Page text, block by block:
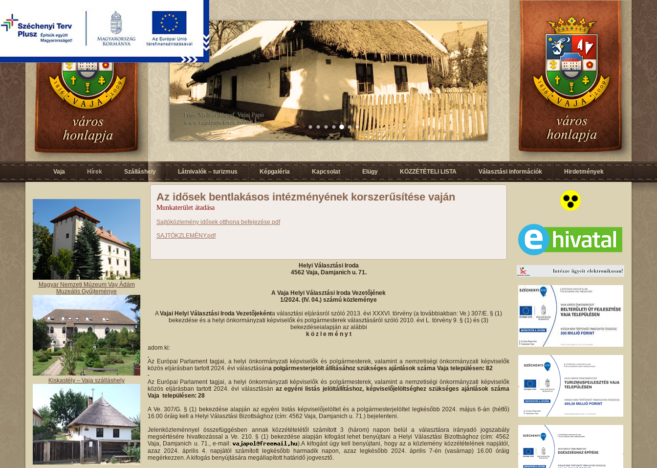
Vaja Hírek Szálláshely Látnivalók – turizmus Képgaléria Kapcsolat Elügy KÖZZÉTÉTELI LISTA Választási információk Hirdetmények
Magyar Nemzeti Múzeum Vay Ádám
Muzeális Gyűjteménye
Kiskastély – Vaja szálláshely
Az idősek bentlakásos intézményének korszerűsítése vaján
Munkaterület átadása
Sajtóközlemény idősek otthona befejezése.pdf
SAJTÓKZLEMÉNY.pdf
Helyi Választási Iroda
4562 Vaja, Damjanich u. 71.
A Vaja Helyi Választási Iroda Vezetőjének
1/2024. (IV. 04.) számú közleménye
AVajai Helyi Választási Iroda Vezetőjekénta választási eljárásról szóló 2013. évi XXXVI. törvény (a továbbiakban: Ve.) 307/E. § (1)
bekezdése és a helyi önkormányzati képviselők és polgármesterek választásáról szóló 2010. évi L. törvény 9. § (1) és (3)
bekezdéseialapján az alábbi
k ö z l e m é n y t
adom ki:
Az Európai Parlament tagjai, a helyi önkormányzati képviselők és polgármesterek, valamint a nemzetiségi önkormányzati képviselők
közös eljárásban tartott 2024. évi választásána polgármesterjelölt állításához szükséges ajánlások száma Vaja településen: 82
Az Európai Parlament tagjai, a helyi önkormányzati képviselők és polgármesterek, valamint a nemzetiségi önkormányzati képviselők
közös eljárásban tartott 2024. évi választásán az egyéni listás jelöltállításhoz, képviselőjelöltséghez szükséges ajánlások száma
Vaja településen: 28
A Ve. 307/G. § (1) bekezdése alapján az egyéni listás képviselőjelöltet és a polgármesterjelöltet legkésőbb 2024. május 6-án (hétfő)
16.00 óráig kell a Helyi Választási Bizottsághoz (cím: 4562 Vaja, Damjanich u. 71.) bejelenteni.
Jelenközleménnyel összefüggésben annak közzétételétől számított 3 (három) napon belül a választásra irányadó jogszabály
megsértésére hivatkozással a Ve. 210. § (1) bekezdése alapján kifogást lehet benyújtani a Helyi Választási Bizottsághoz (cím: 4562
Vaja, Damjanich u. 71., e-mail:
).A kifogást úgy kell benyújtani, hogy az a közlemény közzétételének napjától,
azaz 2024. április 4. napjától számított legkésőbb harmadik napon, azaz legkésőbb 2024. április 7-én (vasárnap) 16.00 óráig
megérkezzen. A kifogás benyújtására megállapított határidő jogvesztő.